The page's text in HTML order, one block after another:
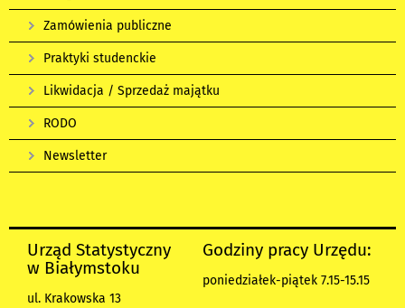
Zamówienia publiczne
Praktyki studenckie
Likwidacja / Sprzedaż majątku
RODO
Newsletter
Urząd Statystyczny
w Białymstoku
ul. Krakowska 13
Godziny pracy Urzędu:
poniedziałek-piątek 7.15-15.15